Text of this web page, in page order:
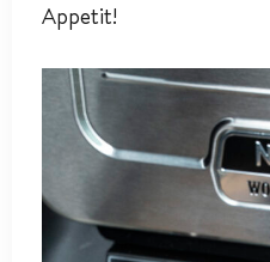
Appetit!